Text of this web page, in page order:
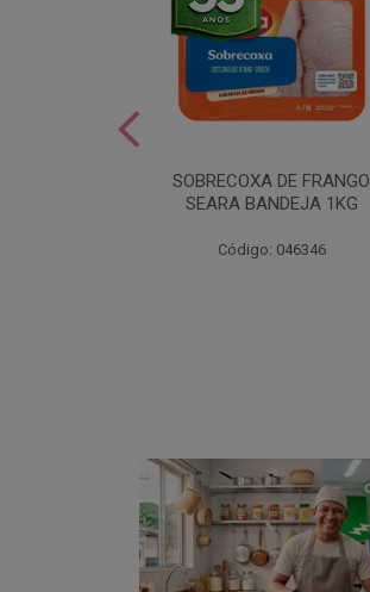
SOBRECOXA DE FRANGO
SEARA BANDEJA 1KG
Código: 046346